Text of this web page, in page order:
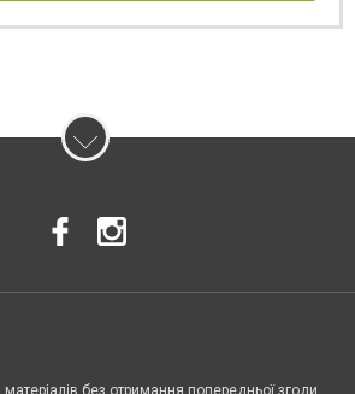
без отримання попередньої згоди